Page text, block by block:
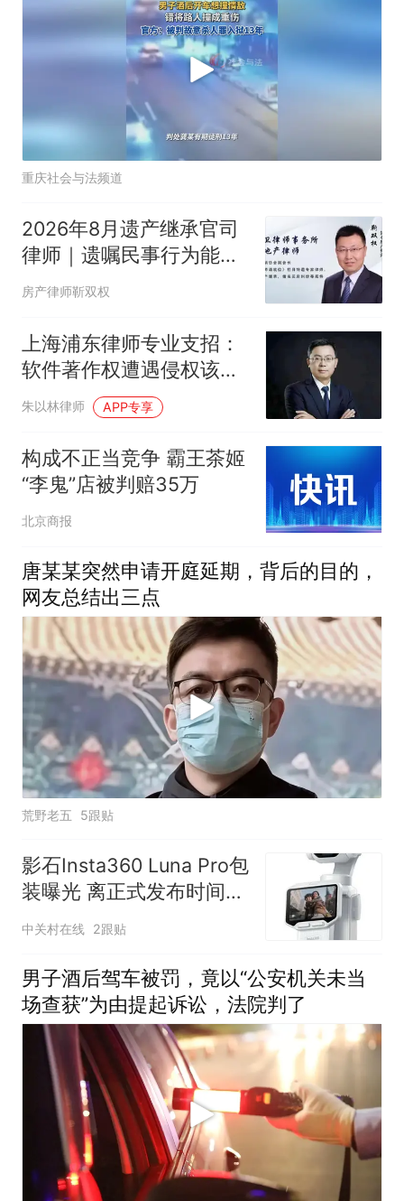
重庆社会与法频道
2026年8月遗产继承官司
律师｜遗嘱民事行为能力
无法鉴定，法院这么判！
房产律师靳双权
上海浦东律师专业支招：
软件著作权遭遇侵权该如
何合法有效取证
朱以林律师 APP专享
构成不正当竞争 霸王茶姬
“李鬼”店被判赔35万
北京商报
唐某某突然申请开庭延期，背后的目的，
网友总结出三点
荒野老五 5跟贴
影石Insta360 Luna Pro包
装曝光 离正式发布时间不
远了
中关村在线 2跟贴
男子酒后驾车被罚，竟以“公安机关未当
场查获”为由提起诉讼，法院判了